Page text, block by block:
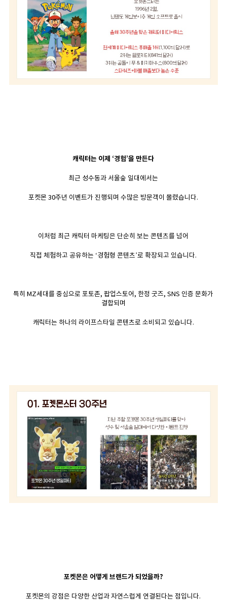
캐릭터는 이제 ‘경험’을 만든다
최근 성수동과 서울숲 일대에서는
포켓몬 30주년 이벤트가 진행되며 수많은 방문객이 몰렸습니다.
이처럼 최근 캐릭터 마케팅은 단순히 보는 콘텐츠를 넘어
직접 체험하고 공유하는 ‘경험형 콘텐츠’로 확장되고 있습니다.
특히 MZ세대를 중심으로 포토존, 팝업스토어, 한정 굿즈, SNS 인증 문화가
결합되며
캐릭터는 하나의 라이프스타일 콘텐츠로 소비되고 있습니다.
포켓몬은 어떻게 브랜드가 되었을까?
포켓몬의 강점은 다양한 산업과 자연스럽게 연결된다는 점입니다.